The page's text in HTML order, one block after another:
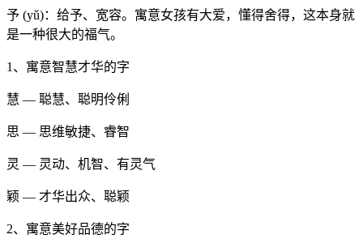
予 (yǔ)：给予、宽容。寓意女孩有大爱，懂得舍得，这本身就
是一种很大的福气。
1、寓意智慧才华的字
慧 — 聪慧、聪明伶俐
思 — 思维敏捷、睿智
灵 — 灵动、机智、有灵气
颖 — 才华出众、聪颖
2、寓意美好品德的字